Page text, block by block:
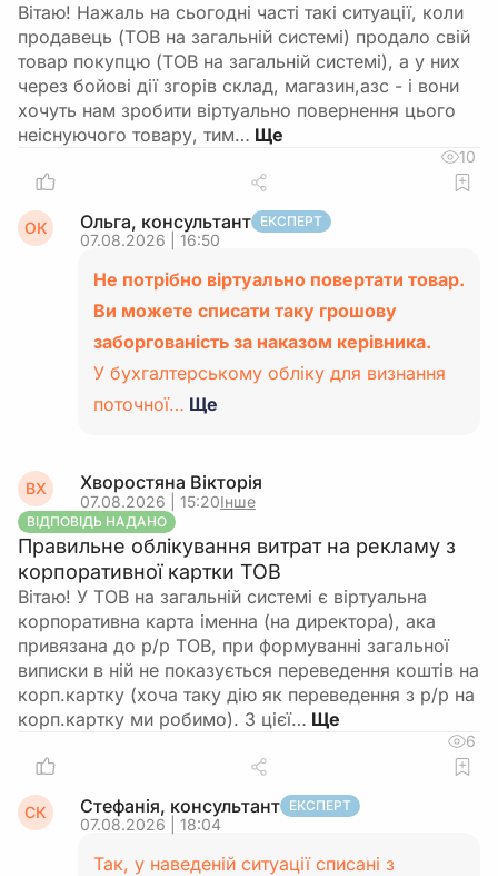
Вітаю! Нажаль на сьогодні часті такі ситуації, коли
продавець (ТОВ на загальній системі) продало свій
товар покупцю (ТОВ на загальній системі), а у них
через бойові дії згорів склад, магазин,азс - і вони
хочуть нам зробити віртуально повернення цього
неіснуючого товару, тим…
10
ОК Ольга, консультант ЕКСПЕРТ
07.08.2026 | 16:50
Не потрібно віртуально повертати товар.
Ви можете списати таку грошову
заборгованість за наказом керівника.
У бухгалтерському обліку для визнання
поточної… Ще
ВХ Хворостяна Вікторія
07.08.2026 | 15:20Інше
ВІДПОВІДЬ НАДАНО
Правильне облікування витрат на рекламу з
корпоративної картки ТОВ
Вітаю! У ТОВ на загальній системі є віртуальна
корпоративна карта іменна (на директора), ака
привязана до р/р ТОВ, при формуванні загальної
виписки в ній не показується переведення коштів на
корп.картку (хоча таку дію як переведення з р/р на
корп.картку ми робимо). З цієї…
6
СК Стефанія, консультант ЕКСПЕРТ
07.08.2026 | 18:04
Так, у наведеній ситуації списані з